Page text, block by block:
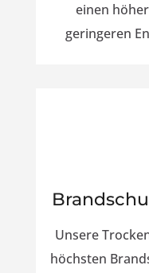
einen
geringeren
Unsere
höchsten